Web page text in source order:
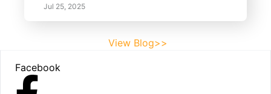
Jul 25, 2025
View Blog>>
Facebook